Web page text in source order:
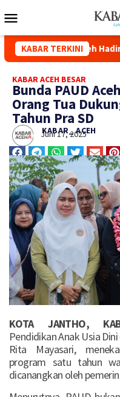
KABAR TERKINI
Distribusi Bantuan
KABAR ACEH BESAR
Bunda PAUD
Orang Tua
Tahun Pra SD
KABAR_ ACEH
Juni 17, 2025
KOTA JANTHO,
Pendidikan Anak Usia
Rita Mayasari,
program satu tahun
dicanangkan oleh